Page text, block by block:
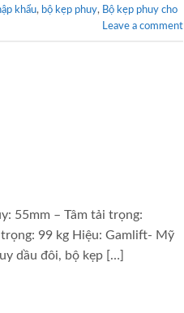
khẩu, bộ kẹp phuy, Bộ kẹp phuy cho
Leave a comment
55mm – Tâm tải trọng:
99 kg Hiệu: Gamlift- Mỹ
dầu đôi, bộ kẹp […]